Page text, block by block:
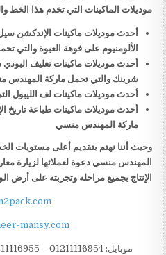
موديلات الماكينات التي تخدم هذا الخط
أحدث موديلات ماكينات الإندكشن
الألومنيوم على فوهة العبوة والتي
أحدث موديلات ماكينات تغليف
شرينك والتي تحمل ماركة المهندس
أحدث موديلات ماكينات لف الليبول
أحدث موديلات ماكينات طباعة تاريخ
ماركة المهندس منسي
وحيث أننا نهتم بتقديم أعلى مستويات
المهندس منسي دعوة لعملائها لزيارة
الإنتاج بجميع مراحله وتجربته على أرض
mansy.com